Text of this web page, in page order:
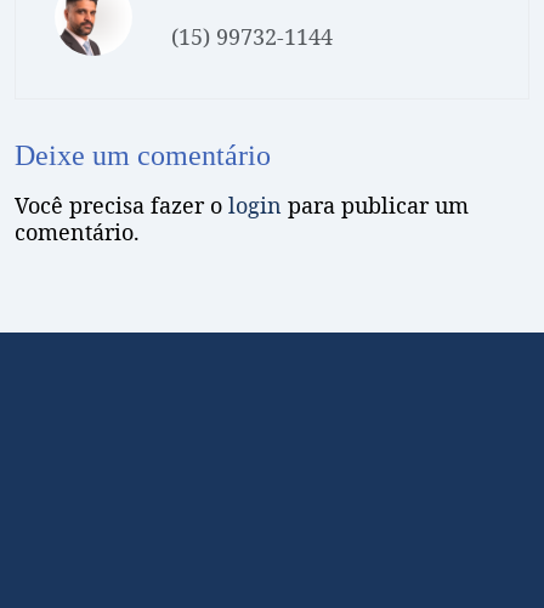
(15) 99732-1144
Deixe um comentário
Você precisa fazer o login para publicar um
comentário.